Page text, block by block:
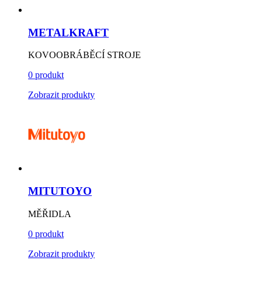
METALKRAFT
KOVOOBRÁBĚCÍ STROJE
0 produkt
Zobrazit produkty
MITUTOYO
MĚŘIDLA
0 produkt
Zobrazit produkty